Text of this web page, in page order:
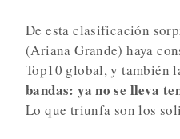
De esta clasificación
(Ariana Grande) haya
Top10 global, y también
bandas: ya no se lleva
Lo que triunfa son los